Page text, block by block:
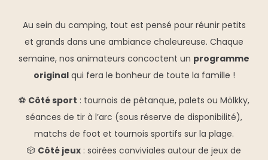
Au sein du camping, tout est pensé pour réunir petits
et grands dans une ambiance chaleureuse. Chaque
semaine, nos animateurs concoctent un programme
originalqui fera le bonheur de toute la famille !
⚽ Côté sport : tournois de pétanque, palets ou Mölkky,
séances de tir à l’arc (sous réserve de disponibilité),
matchs de foot et tournois sportifs sur la plage.
🎲 Côté jeux : soirées conviviales autour de jeux de